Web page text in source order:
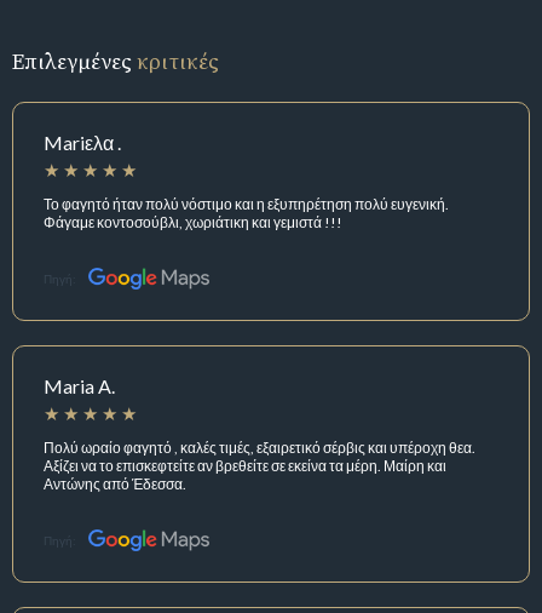
Επιλεγμένεςκριτικές
Mariελα .
Το φαγητό ήταν πολύ νόστιμο και η εξυπηρέτηση πολύ ευγενική.
Φάγαμε κοντοσούβλι, χωριάτικη και γεμιστά !!!
Πηγή:
Maria A.
Πολύ ωραίο φαγητό , καλές τιμές, εξαιρετικό σέρβις και υπέροχη θεα.
Αξίζει να το επισκεφτείτε αν βρεθείτε σε εκείνα τα μέρη. Μαίρη και
Αντώνης από Έδεσσα.
Πηγή: